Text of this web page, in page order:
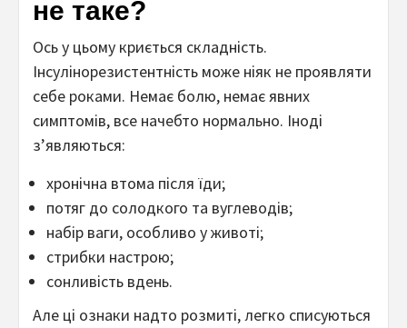
не таке?
Ось у цьому криється складність.
Інсулінорезистентність може ніяк не проявляти
себе роками. Немає болю, немає явних
симптомів, все начебто нормально. Іноді
з’являються:
хронічна втома після їди;
потяг до солодкого та вуглеводів;
набір ваги, особливо у животі;
стрибки настрою;
сонливість вдень.
Але ці ознаки надто розмиті, легко списуються